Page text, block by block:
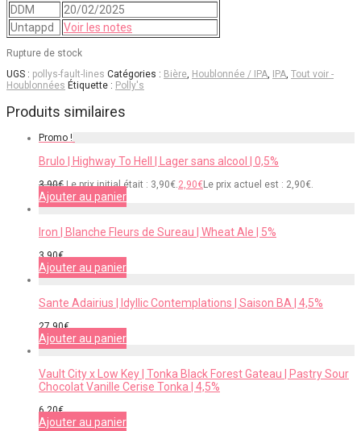
DDM
20/02/2025
Untappd
Voir les notes
Rupture de stock
UGS : pollys-fault-lines Catégories : Bière, Houblonnée / IPA, IPA, Tout voir -
Houblonnées Étiquette : Polly's
Produits similaires
Promo !
Brulo | Highway To Hell | Lager sans alcool | 0,5%
3,90€ Le prix initial était : 3,90€.2,90€Le prix actuel est : 2,90€.
Ajouter au panier
Iron | Blanche Fleurs de Sureau | Wheat Ale | 5%
3,90€
Ajouter au panier
Sante Adairius | Idyllic Contemplations | Saison BA | 4,5%
27,90€
Ajouter au panier
Vault City x Low Key | Tonka Black Forest Gateau | Pastry Sour
Chocolat Vanille Cerise Tonka | 4,5%
6,20€
Ajouter au panier